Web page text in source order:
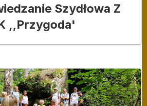
Szydłowa Z
,,Przygoda'